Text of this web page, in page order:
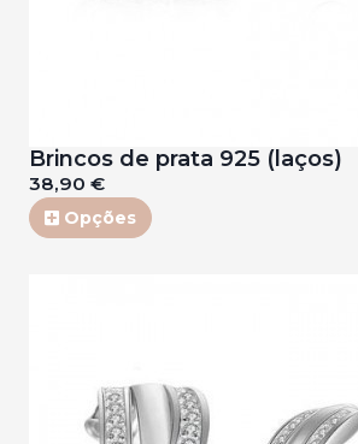
Brincos de prata 925 (laços)
38,90 €
Opções